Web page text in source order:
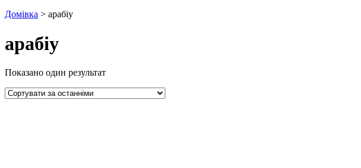
Домівка > арабіу
арабіу
Показано один результат